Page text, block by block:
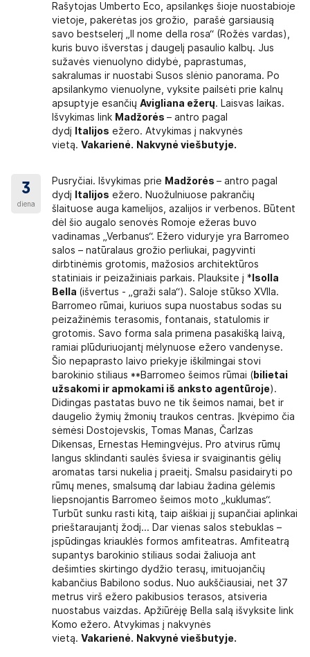
Rašytojas Umberto Eco, apsilankęs šioje nuostabioje
vietoje, pakerėtas jos grožio, parašė garsiausią
savo bestselerį „II nome della rosa“ (Rožės vardas),
kuris buvo išverstas į daugelį pasaulio kalbų. Jus
sužavės vienuolyno didybė, paprastumas,
sakralumas ir nuostabi Susos slėnio panorama. Po
apsilankymo vienuolyne, vyksite pailsėti prie kalnų
apsuptyje esančiųAvigliana ežerų. Laisvas laikas.
Išvykimas link Madžorės– antro pagal
dydį
Italijos ežero. Atvykimas į nakvynės
vietą.Vakarienė. Nakvynė viešbutyje.
3
diena
Pusryčiai. Išvykimas prie Madžorės– antro pagal
dydį
Italijos ežero. Nuožulniuose pakrančių
šlaituose auga kamelijos, azalijos ir verbenos. Būtent
dėl šio augalo senovės Romoje ežeras buvo
vadinamas „Verbanus“. Ežero viduryje yra Barromeo
salos – natūralaus grožio perliukai, pagyvinti
dirbtinėmis grotomis, mažosios architektūros
statiniais ir peizažiniais parkais. Plauksite į * Isolla
Bella (išvertus - „graži sala“). Saloje stūkso XVIIa.
Barromeo rūmai, kuriuos supa nuostabus sodas su
peizažinėmis terasomis, fontanais, statulomis ir
grotomis. Savo forma sala primena pasakišką laivą,
ramiai plūduriuojantį mėlynuose ežero vandenyse.
Šio nepaprasto laivo priekyje iškilmingai stovi
barokinio stiliaus **Barromeo šeimos rūmai (bilietai
užsakomi ir apmokami iš anksto agentūroje).
Didingas pastatas buvo ne tik šeimos namai, bet ir
daugelio žymių žmonių traukos centras. Įkvėpimo čia
sėmėsi Dostojevskis, Tomas Manas, Čarlzas
Dikensas, Ernestas Hemingvėjus. Pro atvirus rūmų
langus sklindanti saulės šviesa ir svaiginantis gėlių
aromatas tarsi nukelia į praeitį. Smalsu pasidairyti po
rūmų menes, smalsumą dar labiau žadina gėlėmis
liepsnojantis Barromeo šeimos moto „kuklumas“.
Turbūt sunku rasti kitą, taip aiškiai jį supančiai aplinkai
prieštaraujantį žodį... Dar vienas salos stebuklas –
įspūdingas kriauklės formos amfiteatras. Amfiteatrą
supantys barokinio stiliaus sodai žaliuoja ant
dešimties skirtingo dydžio terasų, imituojančių
kabančius Babilono sodus. Nuo aukščiausiai, net 37
metrus virš ežero pakibusios terasos, atsiveria
nuostabus vaizdas. Apžiūrėję Bella salą išvyksite link
Komo ežero. Atvykimas į nakvynės
vietą.Vakarienė. Nakvynė viešbutyje.